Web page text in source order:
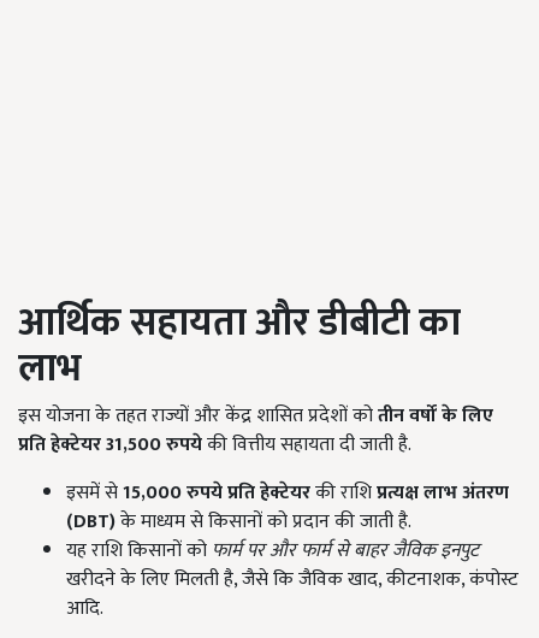
आर्थिक सहायता और डीबीटी का
लाभ
इस योजना के तहत राज्यों और केंद्र शासित प्रदेशों कोतीन वर्षों के लिए
प्रति हेक्टेयर 31,500रुपयेकी वित्तीय सहायता दी जाती है.
इसमें से15,000रुपये प्रति हेक्टेयरकी राशिप्रत्यक्ष लाभ अंतरण
(DBT)के माध्यम से किसानों को प्रदान की जाती है.
यह राशि किसानों को फार्म पर और फार्म से बाहर जैविक इनपुट
खरीदने के लिए मिलती है, जैसे कि जैविक खाद, कीटनाशक, कंपोस्ट
आदि.